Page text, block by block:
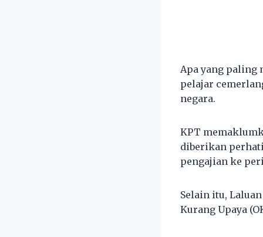
Apa yang paling
pelajar
negara.
KPT
diberikan
pengajian ke
Selain itu,
Kurang Upaya